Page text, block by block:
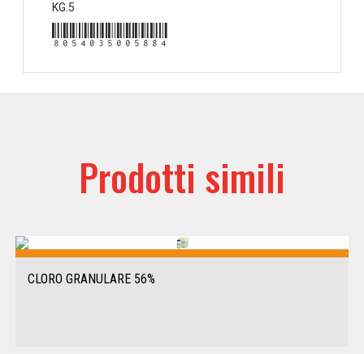
KG.5
8054035005884
Prodotti simili
CLORO GRANULARE 56%